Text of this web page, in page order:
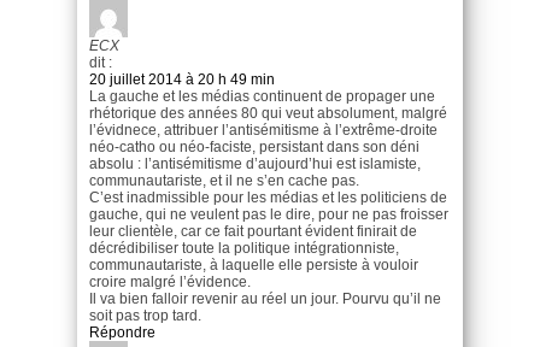
ECX
dit :
20 juillet 2014 à 20 h 49 min
La gauche et les médias continuent de propager une
rhétorique des années 80 qui veut absolument, malgré
l’évidnece, attribuer l’antisémitisme à l’extrême-droite
néo-catho ou néo-faciste, persistant dans son déni
absolu : l’antisémitisme d’aujourd’hui est islamiste,
communautariste, et il ne s’en cache pas.
C’est inadmissible pour les médias et les politiciens de
gauche, qui ne veulent pas le dire, pour ne pas froisser
leur clientèle, car ce fait pourtant évident finirait de
décrédibiliser toute la politique intégrationniste,
communautariste, à laquelle elle persiste à vouloir
croire malgré l’évidence.
Il va bien falloir revenir au réel un jour. Pourvu qu’il ne
soit pas trop tard.
Répondre